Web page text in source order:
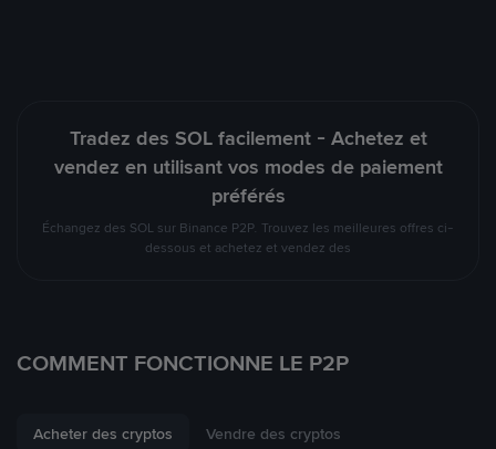
Tradez des SOL facilement - Achetez et
vendez en utilisant vos modes de paiement
préférés
Échangez des SOL sur Binance P2P. Trouvez les meilleures offres ci-
dessous et achetez et vendez des
COMMENT FONCTIONNE LE P2P
Acheter des cryptos Vendre des cryptos